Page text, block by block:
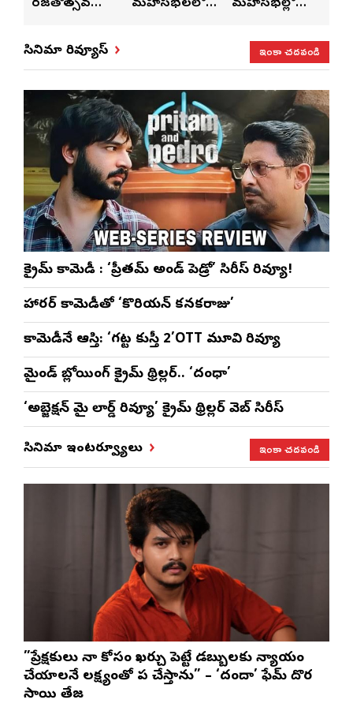
రజతోత్సవ
కుంభ హారతి
మహాసభలలో
మహాసభల్లో
ప్రత్యేకంగా
‘ఉమెన్స్ ఫోరమ్’
సినిమా రివ్యూస్ ఇంకా చదవండి
క్రైమ్ కామెడీ : ‘ప్రీతమ్ అండ్ పెడ్రో’ సిరీస్ రివ్యూ!
హారర్ కామెడీతో ‘కొరియన్ కనకరాజు’
కామెడీనే ఆస్తి: ‘గట్ట కుస్తీ 2’OTT మూవి రివ్యూ
మైండ్ బ్లోయింగ్ క్రైమ్ థ్రిల్లర్.. ‘దంధా’
‘అబ్జెక్ష‌న్ మై లార్డ్ రివ్యూ’ క్రైమ్ థ్రిల్ల‌ర్ వెబ్ సిరీస్
సినిమా ఇంటర్వ్యూలు ఇంకా చదవండి
”ప్రేక్షకులు నా కోసం ఖర్చు పెట్టే డబ్బులకు న్యాయం
చేయాలనే లక్ష్యంతో పని చేస్తాను” – ‘దందా’ ఫేమ్ దొర
సాయి తేజ